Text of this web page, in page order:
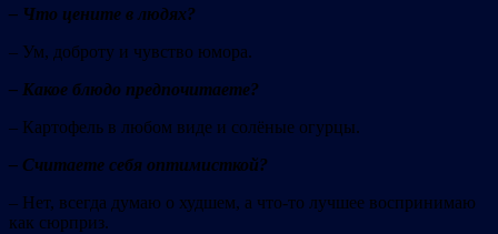
– Что цените в людях?
– Ум, доброту и чувство юмора.
– Какое блюдо предпочитаете?
– Картофель в любом виде и солёные огурцы.
– Считаете себя оптимисткой?
– Нет, всегда думаю о худшем, а что-то лучшее воспринимаю
как сюрприз.